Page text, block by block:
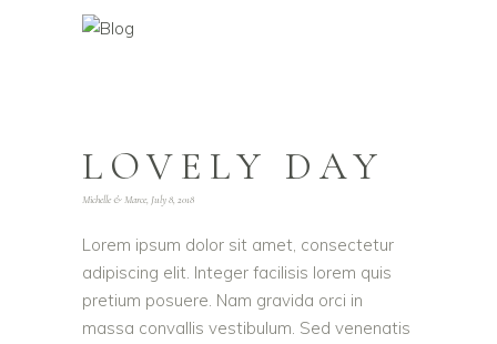
LOVELY DAY
Michelle & Marce, July 8, 2018
Lorem ipsum dolor sit amet, consectetur
adipiscing elit. Integer facilisis lorem quis
pretium posuere. Nam gravida orci in
massa convallis vestibulum. Sed venenatis